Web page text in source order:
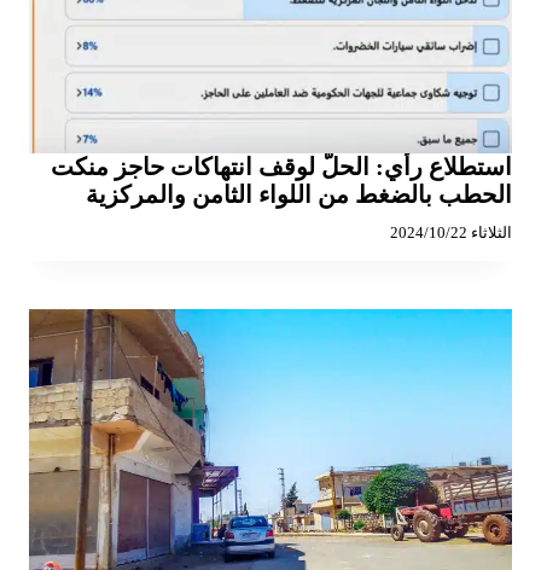
استطلاع رأي: الحلّ لوقف انتهاكات حاجز منكت
الحطب بالضغط من اللواء الثامن والمركزية
الثلاثاء 2024/10/22